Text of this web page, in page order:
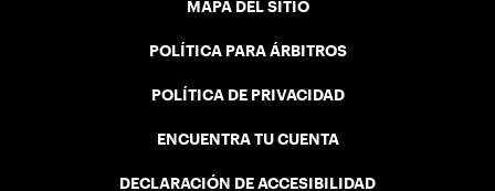
MAPA DEL SITIO
POLÍTICA PARA ÁRBITROS
POLÍTICA DE PRIVACIDAD
ENCUENTRA TU CUENTA
DECLARACIÓN DE ACCESIBILIDAD